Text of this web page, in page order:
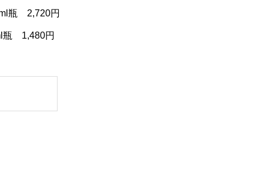
瓶 2,720円
瓶 1,480円